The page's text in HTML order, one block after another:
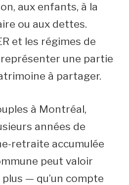
aux enfants, à la
ou aux dettes.
et les régimes de
une partie
à partager.
à Montréal,
années de
retraite accumulée
peut valoir
— qu’un compte